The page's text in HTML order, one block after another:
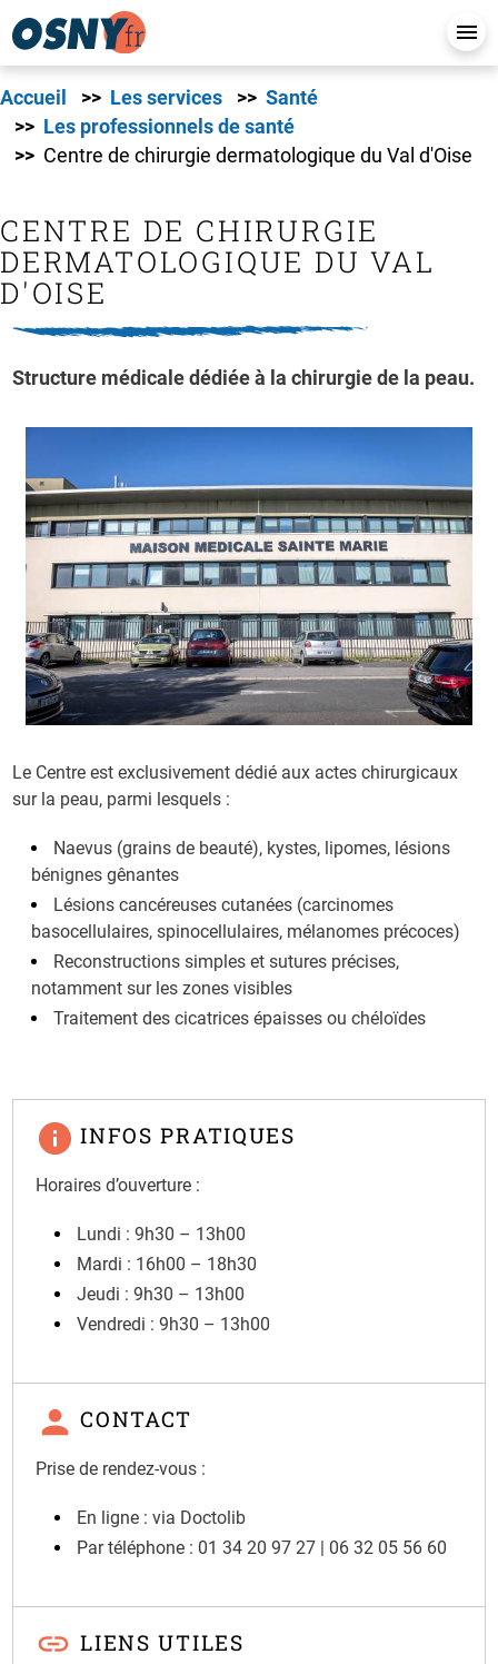
Accueil Les services
Santé
Les professionnels de santé
Centre de chirurgie dermatologique du Val d'Oise
CENTRE DE CHIRURGIE
DERMATOLOGIQUE DU VAL
D'OISE
Structure médicale dédiée à la chirurgie de la peau.
Le Centre est exclusivement dédié aux actes chirurgicaux
sur la peau, parmi lesquels :
Naevus (grains de beauté), kystes, lipomes, lésions
bénignes gênantes
Lésions cancéreuses cutanées (carcinomes
basocellulaires, spinocellulaires, mélanomes précoces)
Reconstructions simples et sutures précises,
notamment sur les zones visibles
Traitement des cicatrices épaisses ou chéloïdes
INFOS PRATIQUES
Horaires d’ouverture :
Lundi : 9h30 – 13h00
Mardi : 16h00 – 18h30
Jeudi : 9h30 – 13h00
Vendredi : 9h30 – 13h00
CONTACT
Prise de rendez-vous :
En ligne : via Doctolib
Par téléphone : 01 34 20 97 27 | 06 32 05 56 60
LIENS UTILES